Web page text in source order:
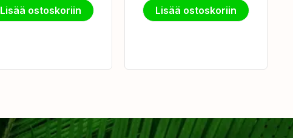
Lisää ostoskoriin Lisää ostoskoriin